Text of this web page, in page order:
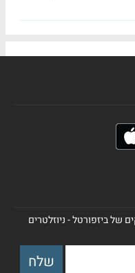
של ביזפורטל - ניוזלטרים